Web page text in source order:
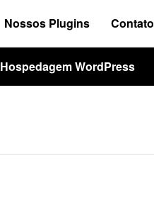
Nossos Plugins Contato
Hospedagem WordPress